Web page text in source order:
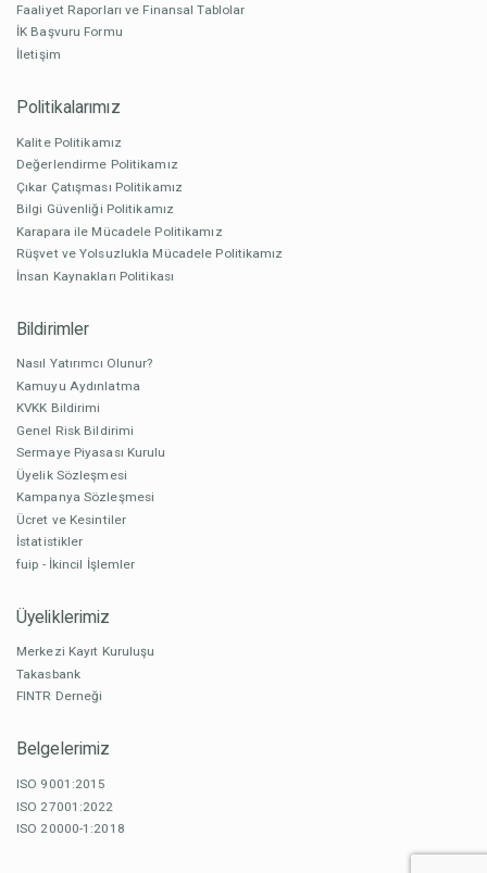
Faaliyet Raporları ve Finansal Tablolar
İK Başvuru Formu
İletişim
Politikalarımız
Kalite Politikamız
Değerlendirme Politikamız
Çıkar Çatışması Politikamız
Bilgi Güvenliği Politikamız
Karapara ile Mücadele Politikamız
Rüşvet ve Yolsuzlukla Mücadele Politikamız
İnsan Kaynakları Politikası
Bildirimler
Nasıl Yatırımcı Olunur?
Kamuyu Aydınlatma
KVKK Bildirimi
Genel Risk Bildirimi
Sermaye Piyasası Kurulu
Üyelik Sözleşmesi
Kampanya Sözleşmesi
Ücret ve Kesintiler
İstatistikler
fuip - İkincil İşlemler
Üyeliklerimiz
Merkezi Kayıt Kuruluşu
Takasbank
FINTR Derneği
Belgelerimiz
ISO 9001:2015
ISO 27001:2022
ISO 20000-1:2018